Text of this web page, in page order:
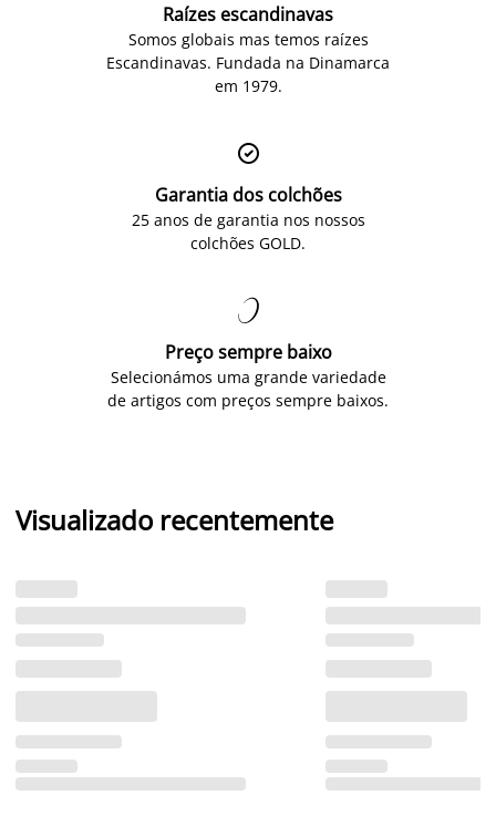
Raízes escandinavas
Somos globais mas temos raízes
Escandinavas. Fundada na Dinamarca
em 1979.

Garantia dos colchões
25 anos de garantia nos nossos
colchões GOLD.

Preço sempre baixo
Selecionámos uma grande variedade
de artigos com preços sempre baixos.
Visualizado recentemente